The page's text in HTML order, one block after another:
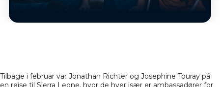
Tilbage i februar var Jonathan Richter og Josephine Touray på
en rejse til Sierra Leone, hvor de hver især er ambassadører for